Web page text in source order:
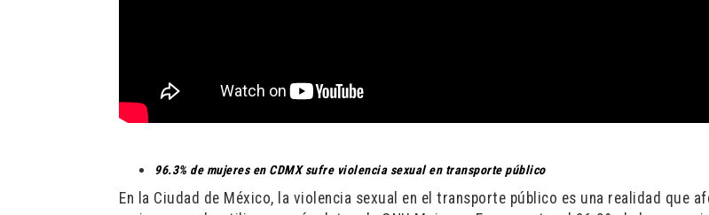
96.3% de mujeres en CDMX sufre violencia sexual en transporte público
En la Ciudad de México, la violencia sexual en el transporte público es una realidad que